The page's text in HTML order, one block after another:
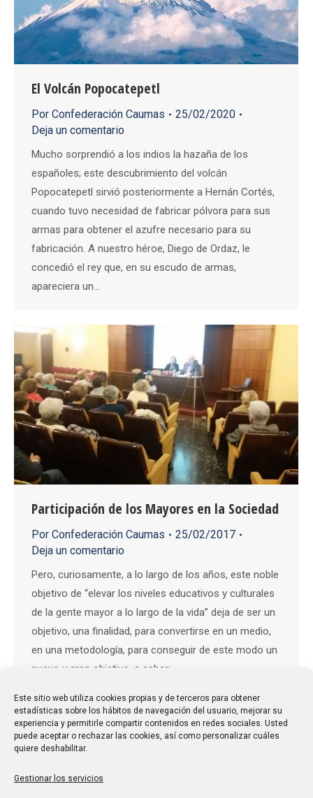
Este sitio web utiliza cookies propias y de terceros para obtener
estadísticas sobre los hábitos de navegación del usuario, mejorar su
experiencia y permitirle compartir contenidos en redes sociales. Usted
puede aceptar o rechazar las cookies, así como personalizar cuáles
quiere deshabilitar.
Gestionar los servicios
El Volcán Popocatepetl
Por Confederación Caumas
25/02/2020
Deja un comentario
Mucho sorprendió a los indios la hazaña de los
españoles; este descubrimiento del volcán
Popocatepetl sirvió posteriormente a Hernán Cortés,
cuando tuvo necesidad de fabricar pólvora para sus
armas para obtener el azufre necesario para su
fabricación. A nuestro héroe, Diego de Ordaz, le
concedió el rey que, en su escudo de armas,
apareciera un…
Participación de los Mayores en la Sociedad
Por Confederación Caumas
25/02/2017
Deja un comentario
Pero, curiosamente, a lo largo de los años, este noble
objetivo de “elevar los niveles educativos y culturales
de la gente mayor a lo largo de la vida” deja de ser un
objetivo, una finalidad, para convertirse en un medio,
en una metodología, para conseguir de este modo un
nuevo y gran objetivo, a saber:…